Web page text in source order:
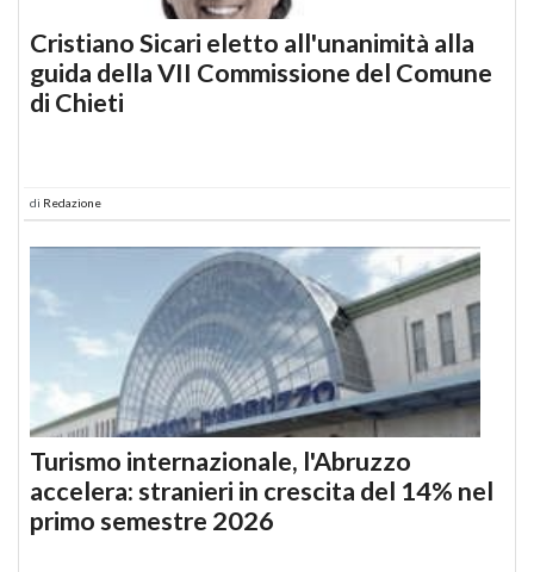
Cristiano Sicari eletto all'unanimità alla
guida della VII Commissione del Comune
di Chieti
di Redazione
Turismo internazionale, l'Abruzzo
accelera: stranieri in crescita del 14% nel
primo semestre 2026